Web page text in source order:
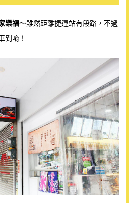
樂福～雖然距離捷運站有段路，不過
到唷！